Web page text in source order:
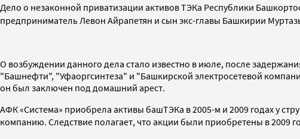
Дело о незаконной приватизации активов ТЭКа Республики
предприниматель Левон Айрапетян и сын экс-главы Башкирии
О возбуждении данного дела стало известно в июле, после
"Башнефти", "Уфаоргсинтеза" и "Башкирской электросетевой
он был заключен под домашний арест.
АФК «Система» приобрела активы башТЭКа в 2005-м и 2009 годах у
компанию. Следствие полагает, что акции были приобретены в 2009